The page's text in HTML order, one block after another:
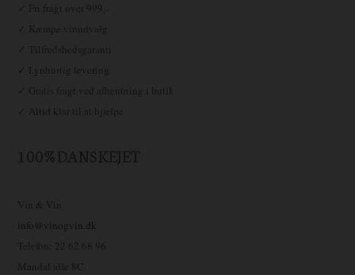
✓ Fri fragt over 999,-
✓ Kæmpe vinudvalg
✓ Tilfredshedsgaranti
✓ Lynhurtig levering
✓ Gratis fragt ved afhentning i butik
✓ Altid klar til at hjælpe
100% DANSKEJET
Vin & Vin
info@vinogvin.dk
Telefon: 22 62 68 96
Mandal alle 8C